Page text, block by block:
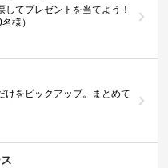
てプレゼントを当てよう！
様）
けをピックアップ。まとめて